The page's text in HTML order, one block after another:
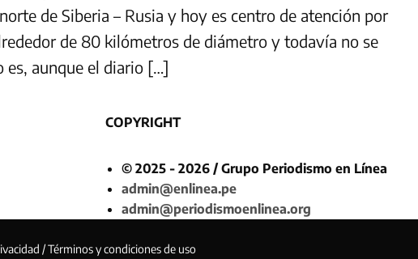
de Siberia – Rusia y hoy es centro de atención por
de 80 kilómetros de diámetro y todavía no se
es, aunque el diario […]
COPYRIGHT
© 2025 - 2026 / Grupo Periodismo en Línea
admin@enlinea.pe
admin@periodismoenlinea.org
/ Términos y condiciones de uso